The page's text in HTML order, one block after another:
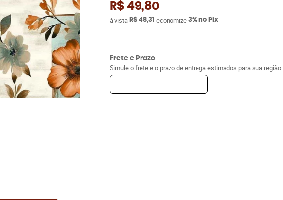
R$ 49,80
à vista R$ 48,31 economize 3% no Pix
Frete e Prazo
Simule o frete e o prazo de entrega estimados para sua região: